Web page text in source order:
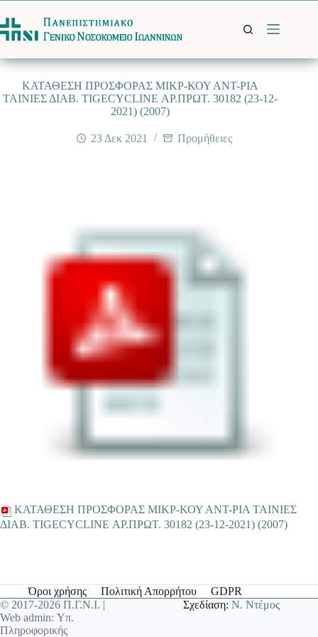
στο
περιεχόμενο
ΚΑΤΑΘΕΣΗ ΠΡΟΣΦΟΡΑΣ ΜΙΚΡ-ΚΟΥ ΑΝΤ-ΡΙΑ
TAINIEΣ ΔΙΑΒ. TIGECYCLINE ΑΡ.ΠΡΩΤ. 30182 (23-12-
2021) (2007)
23 Δεκ 2021 Προμήθειες
ΚΑΤΑΘΕΣΗ ΠΡΟΣΦΟΡΑΣ ΜΙΚΡ-ΚΟΥ ΑΝΤ-ΡΙΑ TAINIEΣ
ΔΙΑΒ. TIGECYCLINE ΑΡ.ΠΡΩΤ. 30182 (23-12-2021) (2007)
Όροι χρήσης Πολιτική Απορρήτου
GDPR
© 2017-2026 Π.Γ.Ν.Ι. |
Web admin: Υπ.
Πληροφορικής
Σχεδίαση:Ν. Ντέμος